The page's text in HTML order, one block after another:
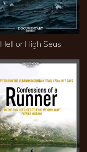
Hell or High Seas